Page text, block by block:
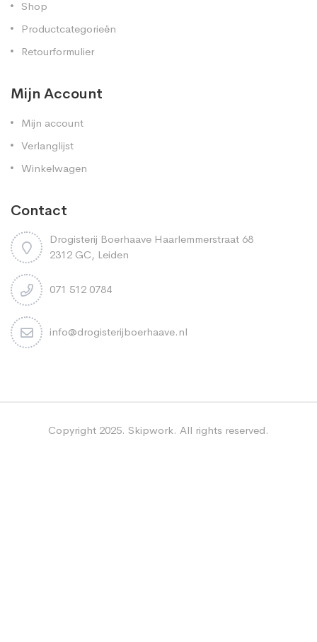
Shop
Productcategorieën
Retourformulier
Mijn Account
Mijn account
Verlanglijst
Winkelwagen
Contact
Drogisterij Boerhaave Haarlemmerstraat 68
2312 GC, Leiden
071 512 0784
info@drogisterijboerhaave.nl
Copyright 2025. Skipwork. All rights reserved.